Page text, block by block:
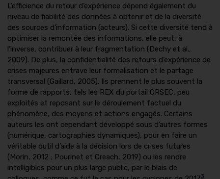
L’efficience du retour d’expérience dépend également du
niveau de fiabilité des données à obtenir et de la diversité
des sources d’information (acteurs). Si cette diversité tend à
optimiser la remontée des informations, elle peut, à
l’inverse, contribuer à leur fragmentation (Dechy et al.,
2009). De plus, la confidentialité des retours d’expérience de
crises majeures entrave leur formalisation et le partage
transversal (Gaillard, 2005). Ils prennent le plus souvent la
forme de rapports, tels les REX du portail ORSEC, peu
exploités et reposant sur le déroulement factuel du
phénomène, des moyens et actions engagés. Certains
auteurs les ont cependant développé sous d’autres formes
(numérique, cartographies dynamiques), pour en faire un
véritable outil d’aide à la décision lors de crises futures
(Morin, 2012 ; Pourinet et Creach, 2019) ou les rendre
intelligibles pour un plus large public, par le biais de
3